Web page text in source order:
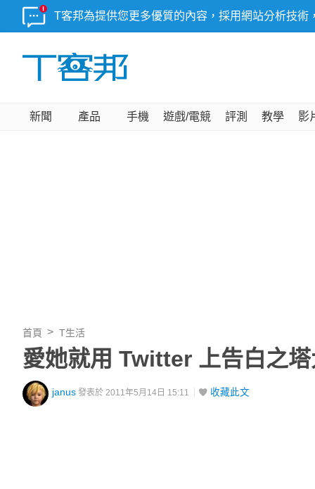
T客邦為提供您更多優質的內容，採用網站分析技
新聞 產品 手機 遊戲/電競 評測 教學 影
首頁 T生活
愛她就用 Twitter 上告白之
janus 發表於 2011年5月14日 15:11 收藏此文